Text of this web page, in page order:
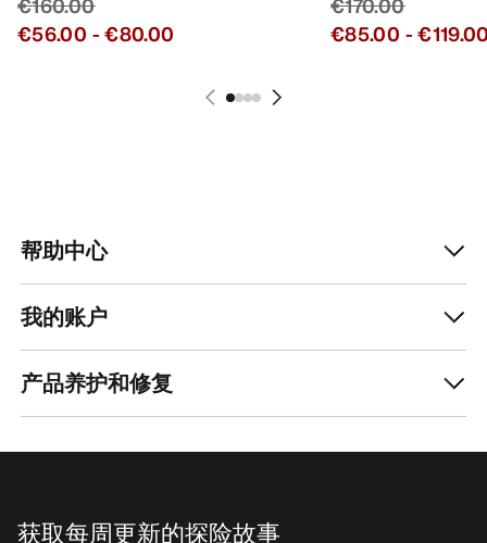
€56.00 -€80.00
€85.00 -
帮助中心
我的账户
产品养护和修复
获取每周更新的探险故事